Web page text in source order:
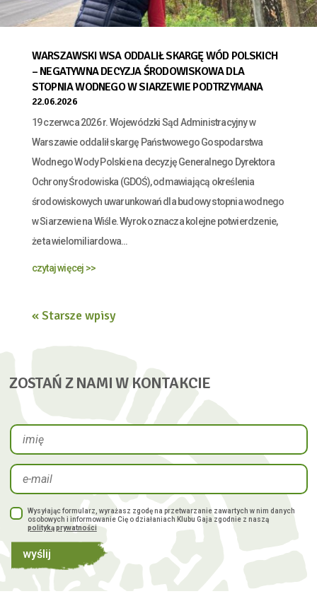
WARSZAWSKI WSA ODDALIŁ SKARGĘ WÓD POLSKICH
– NEGATYWNA DECYZJA ŚRODOWISKOWA DLA
STOPNIA WODNEGO W SIARZEWIE PODTRZYMANA
22.06.2026
19 czerwca 2026 r. Wojewódzki Sąd Administracyjny w
Warszawie oddalił skargę Państwowego Gospodarstwa
Wodnego Wody Polskie na decyzję Generalnego Dyrektora
Ochrony Środowiska (GDOŚ), odmawiającą określenia
środowiskowych uwarunkowań dla budowy stopnia wodnego
w Siarzewie na Wiśle. Wyrok oznacza kolejne potwierdzenie,
że ta wielomiliardowa...
czytaj więcej >>
« Starsze wpisy
ZOSTAŃ Z NAMI W KONTAKCIE
Wysyłając formularz, wyrażasz zgodę na przetwarzanie zawartych w nim danych
osobowych i informowanie Cię o działaniach Klubu Gaja zgodnie z naszą
polityką prywatności
wyślij